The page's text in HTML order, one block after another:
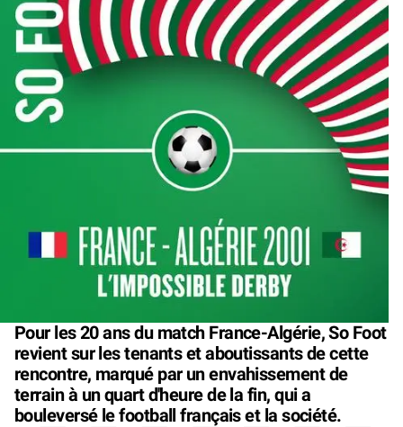
Pour les 20 ans du match France-Algérie, So Foot
revient sur les tenants et aboutissants de cette
rencontre, marqué par un envahissement de
terrain à un quart d'heure de la fin, qui a
bouleversé le football français et la société.